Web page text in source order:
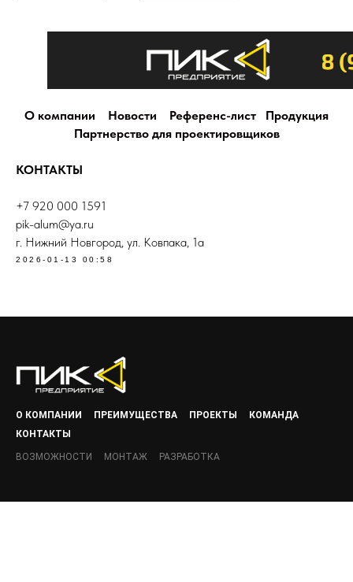
О компании Новости Референс-лист
Продукция
Партнерство для проектировщиков
КОНТАКТЫ
+7 920 000 1591
pik-alum@ya.ru
г. Нижний Новгород, ул. Ковпака, 1а
2026-01-13 00:58
О КОМПАНИИ ПРЕИМУЩЕСТВА ПРОЕКТЫ
КОМАНДА
КОНТАКТЫ
ВОЗМОЖНОСТИ МОНТАЖ РАЗРАБОТКА